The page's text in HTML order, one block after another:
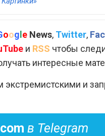
oog e News, Twitter,
и RSS чтобы
интересные
и
в Telegram